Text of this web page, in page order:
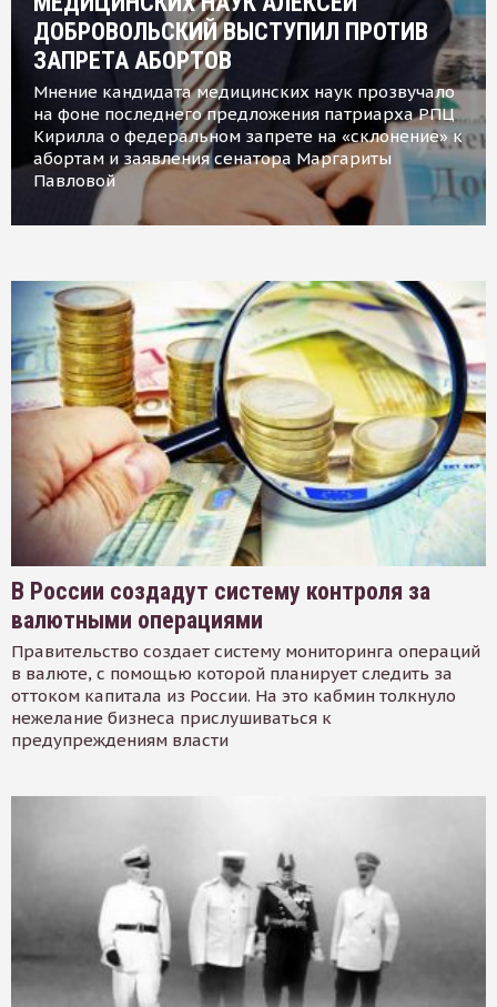
ДОБРОВОЛЬСКИЙ ВЫСТУПИЛ ПРОТИВ
ЗАПРЕТА АБОРТОВ
Мнение кандидата медицинских наук прозвучало
на фоне последнего предложения патриарха РПЦ
Кирилла о федеральном запрете на «склонение» к
абортам и заявления сенатора Маргариты
Павловой
В России создадут систему контроля за
валютными операциями
Правительство создает систему мониторинга операций
в валюте, с помощью которой планирует следить за
оттоком капитала из России. На это кабмин толкнуло
нежелание бизнеса прислушиваться к
предупреждениям власти